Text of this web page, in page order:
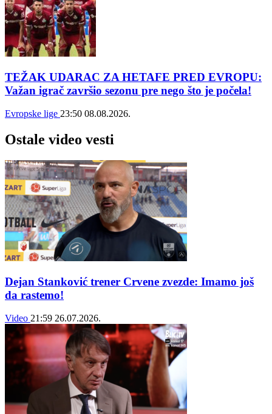
TEŽAK UDARAC ZA HETAFE PRED EVROPU:
Važan igrač završio sezonu pre nego što je počela!
Evropske lige 23:50 08.08.2026.
Ostale video vesti
Dejan Stanković trener Crvene zvezde: Imamo još
da rastemo!
Video 21:59 26.07.2026.